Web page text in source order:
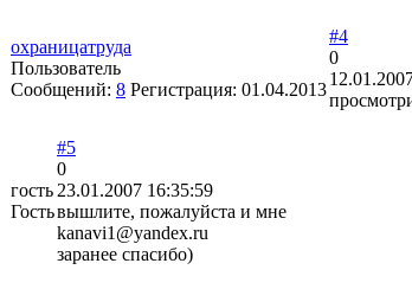
охраницатруда
Пользователь
Сообщений: 8 Регистрация: 01.04.2013
#4
0
гость
Гость
#5
0
23.01.2007 16:35:59
вышлите, пожалуйста и мне
kanavi1@yandex.ru
заранее спасибо)